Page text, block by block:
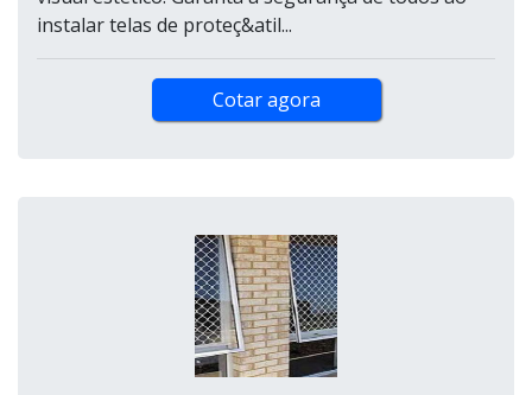
instalar telas de proteç&atil...
Cotar agora